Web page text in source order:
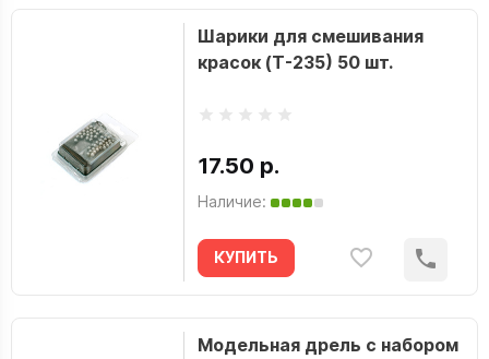
Шарики для смешивания
красок (T-235) 50 шт.
17.50 р.
Наличие:
КУПИТЬ
Модельная дрель с набором